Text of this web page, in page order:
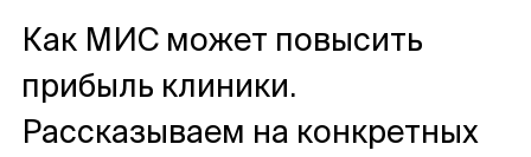
Как МИС может повысить
прибыль клиники.
Рассказываем на конкретных